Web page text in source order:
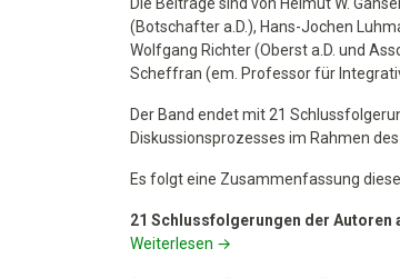
(Botschafter a.D.), Hans-Jochen
Wolfgang Richter (Oberst a.D. und
Scheffran (em. Professor für
Der Band endet mit 21
Diskussionsprozesses im Rahmen
Es folgt eine Zusammenfassung
21 Schlussfolgerungen der Autoren
Weiterlesen →